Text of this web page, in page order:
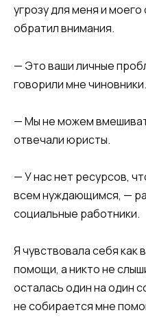
угрозу для меня и
обратил внимания.​​
​​— Это ваши личные
говорили мне чиновники.​​
​​— Мы не можем
отвечали юристы.​​
​​— У нас нет ресурсов,
всем нуждающимся, —
социальные работники.​​
​​Я чувствовала себя как
помощи, а никто не
осталась один на один
не собирается мне